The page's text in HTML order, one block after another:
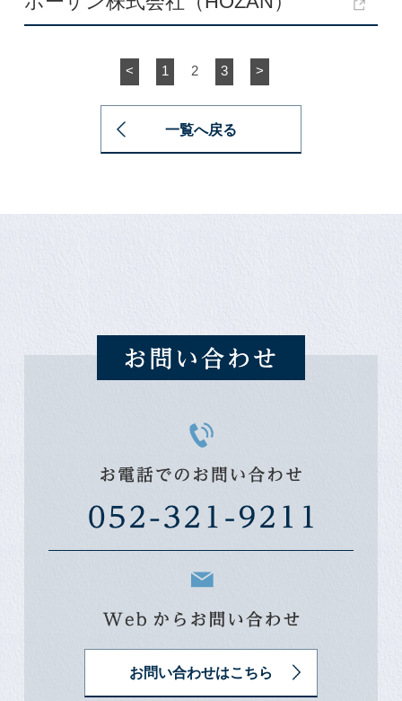
< 1 2 3 >
一覧へ戻る
お問い合わせはこちら